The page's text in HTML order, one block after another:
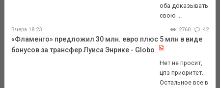
оба доказывать
свою ...
Вчера 18:23 2760 42
«Фламенго» предложил 30 млн. евро плюс 5 млн в виде
бонусов за трансфер Луиса Энрике - Globo
Нет не просит,
цпз приоритет.
Остальное все в